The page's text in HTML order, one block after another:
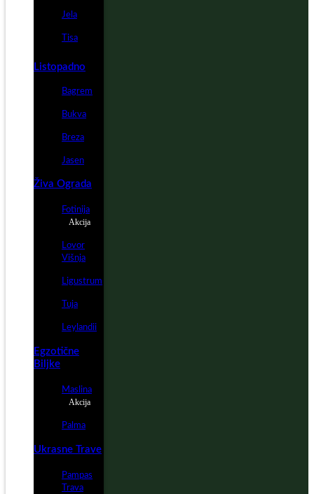
Jela
Tisa
Listopadno
Bagrem
Bukva
Breza
Jasen
Živa Ograda
Fotinija
Akcija
Lovor
Višnja
Ligustrum
Tuja
Leylandii
Egzotične
Biljke
Maslina
Akcija
Palma
Ukrasne Trave
Pampas
Trava